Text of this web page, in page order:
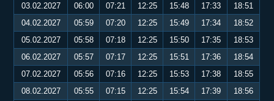
03.02.2027
06:00 07:21 12:25 15:48 17:33
18:51
04.02.2027
05:59 07:20 12:25 15:49 17:34
18:52
05.02.2027
05:58 07:18 12:25 15:50 17:35
18:53
06.02.2027
05:57 07:17 12:25 15:51 17:36
18:54
07.02.2027
05:56 07:16 12:25 15:53 17:38
18:55
08.02.2027
05:55 07:15 12:25 15:54 17:39
18:56